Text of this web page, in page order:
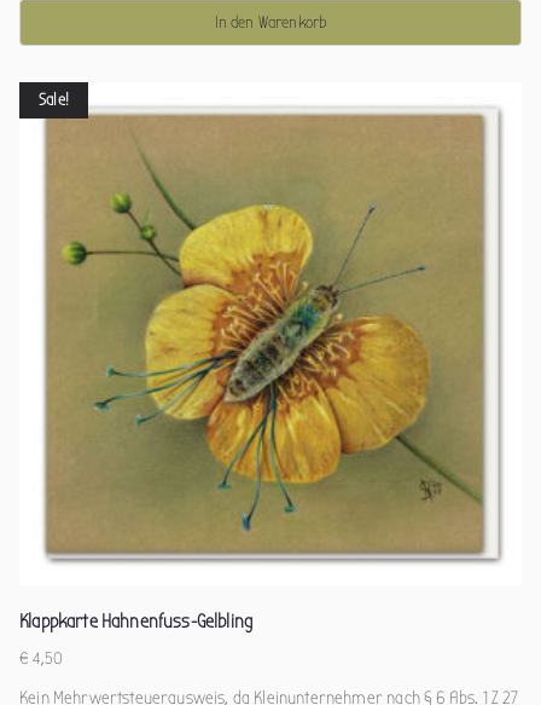
In den Warenkorb
Sale!
Klappkarte Hahnenfuss-Gelbling
€ 4,50
Kein Mehrwertsteuerausweis, da Kleinunternehmer nach § 6 Abs. 1 Z 27